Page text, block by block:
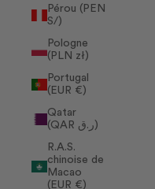
Pérou (PEN
S/)
Pologne
(PLN zł)
Portugal
(EUR €)
Qatar
(QAR ر.ق)
R.A.S.
chinoise de
Macao
(EUR €)